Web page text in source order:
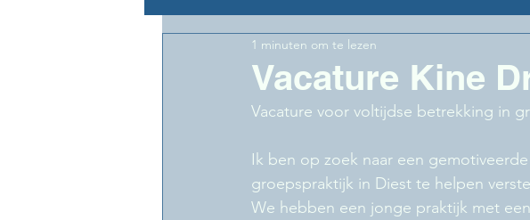
Vacature Kine
1 minuten om te lezen
Vacature voor voltijdse betrekking in
Ik ben op zoek naar een
groepspraktijk in Diest te helpen
We hebben een jonge praktijk met